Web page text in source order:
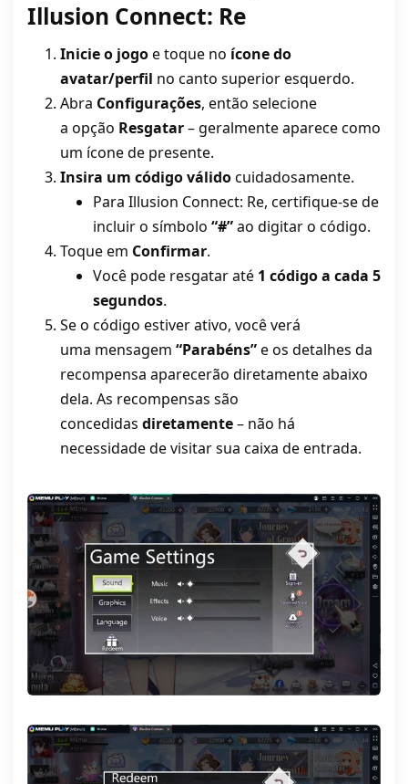
Illusion Connect: Re
Inicie o jogoe toque no ícone do
avatar/perfil no canto superior esquerdo.
Abra Configurações, então selecione
a opção Resgatar– geralmente aparece como
um ícone de presente.
Insira um código válidocuidadosamente.
Para Illusion Connect: Re, certifique-se de
incluir o símbolo “#”ao digitar o código.
Toque em Confirmar.
Você pode resgatar até 1 código a cada 5
segundos.
Se o código estiver ativo, você verá
uma mensagem “Parabéns”e os detalhes da
recompensa aparecerão diretamente abaixo
dela. As recompensas são
concedidas diretamente– não há
necessidade de visitar sua caixa de entrada.